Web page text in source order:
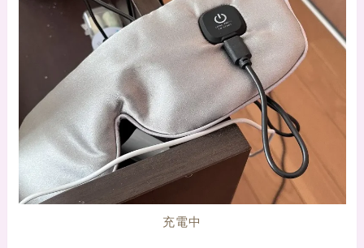
充電中